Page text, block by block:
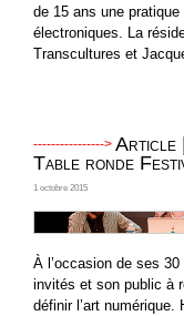
de 15 ans une
électroniques. La
Transcultures et
Article
Table ronde
1 octobre 2015
À l’occasion de ses
invités et son public à
définir l’art